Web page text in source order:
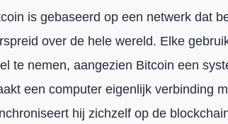
is gebaseerd op een netwerk dat
over de hele wereld. Elke
te nemen, aangezien Bitcoin een
een computer eigenlijk verbinding
hij zichzelf op de